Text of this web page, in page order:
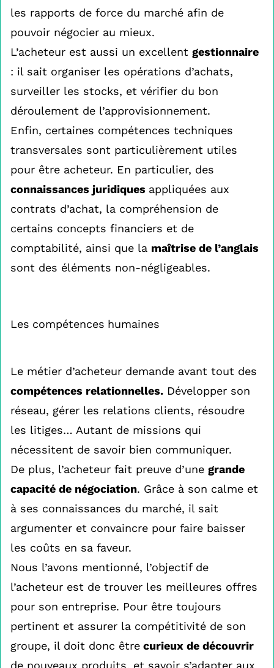
les rapports de force du marché afin de
pouvoir négocier au mieux.
L’acheteur est aussi un excellent gestionnaire
: il sait organiser les opérations d’achats,
surveiller les stocks, et vérifier du bon
déroulement de l’approvisionnement.
Enfin, certaines compétences techniques
transversales sont particulièrement utiles
pour être acheteur. En particulier, des
connaissances juridiques appliquées aux
contrats d’achat, la compréhension de
certains concepts financiers et de
comptabilité, ainsi que la maîtrise de l’anglais
sont des éléments non-négligeables.
Les compétences humaines
Le métier d’acheteur demande avant tout des
compétences relationnelles. Développer son
réseau, gérer les relations clients, résoudre
les litiges… Autant de missions qui
nécessitent de savoir bien communiquer.
De plus, l’acheteur fait preuve d’une grande
capacité de négociation. Grâce à son calme et
à ses connaissances du marché, il sait
argumenter et convaincre pour faire baisser
les coûts en sa faveur.
Nous l’avons mentionné, l’objectif de
l’acheteur est de trouver les meilleures offres
pour son entreprise. Pour être toujours
pertinent et assurer la compétitivité de son
groupe, il doit donc être curieux de découvrir
de nouveaux produits, et savoir s’adapter aux